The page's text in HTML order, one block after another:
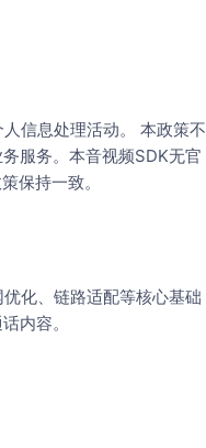
信息处理活动。 本政策不
服务。本音视频SDK无官
保持一致。
化、链路适配等核心基础
内容。